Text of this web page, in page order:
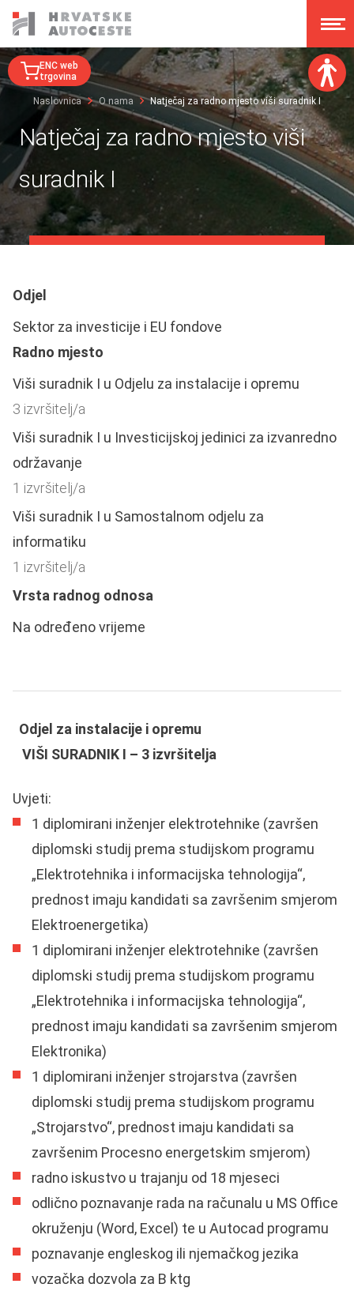
Veličina fonta:
A A A A
Disleksija:
ENC web
trgovina
Naslovnica O nama Natječaj za radno mjesto viši suradnik I
Natječaj za radno mjesto viši
suradnik I
Odjel
Sektor za investicije i EU fondove
Radno mjesto
Viši suradnik I u Odjelu za instalacije i opremu
3 izvršitelj/a
Viši suradnik I u Investicijskoj jedinici za izvanredno
održavanje
1 izvršitelj/a
Viši suradnik I u Samostalnom odjelu za
informatiku
1 izvršitelj/a
Vrsta radnog odnosa
Na određeno vrijeme
Odjel za instalacije i opremu
VIŠI SURADNIK I – 3 izvršitelja
Uvjeti:
1 diplomirani inženjer elektrotehnike (završen
diplomski studij prema studijskom programu
„Elektrotehnika i informacijska tehnologija“,
prednost imaju kandidati sa završenim smjerom
Elektroenergetika)
1 diplomirani inženjer elektrotehnike (završen
diplomski studij prema studijskom programu
„Elektrotehnika i informacijska tehnologija“,
prednost imaju kandidati sa završenim smjerom
Elektronika)
1 diplomirani inženjer strojarstva (završen
diplomski studij prema studijskom programu
„Strojarstvo“, prednost imaju kandidati sa
završenim Procesno energetskim smjerom)
radno iskustvo u trajanju od 18 mjeseci
odlično poznavanje rada na računalu u MS Office
okruženju (Word, Excel) te u Autocad programu
poznavanje engleskog ili njemačkog jezika
vozačka dozvola za B ktg